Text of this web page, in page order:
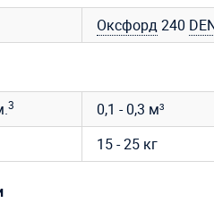
Оксфорд240
3
0,1 - 0,3 м³
15 - 25 кг